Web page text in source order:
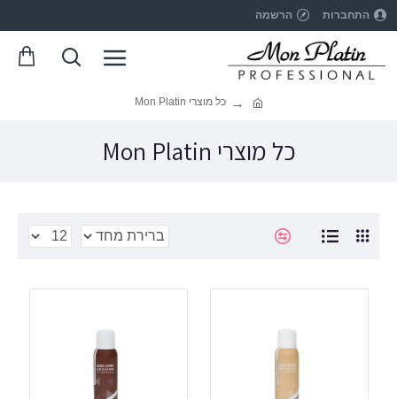
התחברות הרשמה
כל מוצרי Mon Platin
כל מוצרי Mon Platin